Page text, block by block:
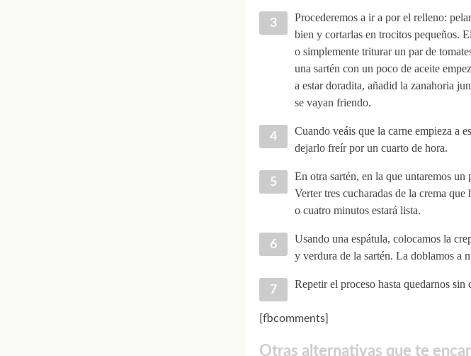
Procederemos a ir a por el relleno:
bien y cortarlas en trocitos pequeños.
o simplemente triturar un par de
una sartén con un poco de aceite
a estar doradita, añadid la zanahoria
se vayan friendo.
Cuando veáis que la carne empieza a
dejarlo freír por un cuarto de hora.
En otra sartén, en la que untaremos
Verter tres cucharadas de la crema
o cuatro minutos estará lista.
Usando una espátula, colocamos la
y verdura de la sartén. La doblamos a
Repetir el proceso hasta quedarnos sin
[fbcomments]
Otras alternativas que te